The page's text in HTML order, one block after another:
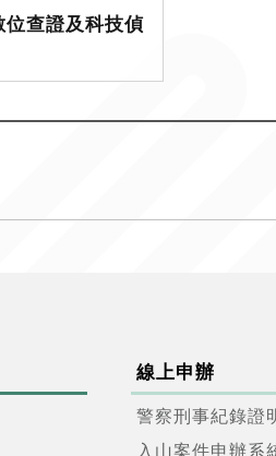
位查證及科技偵
線上申辦
警察刑事紀錄證
入山案件申辦系